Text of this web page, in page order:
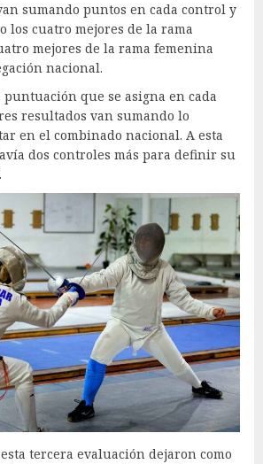
sumando puntos en cada control y
los cuatro mejores de la rama
mejores de la rama femenina
nacional.
puntuación que se asigna en cada
resultados van sumando lo
en el combinado nacional. A esta
dos controles más para definir su
tercera evaluación dejaron como